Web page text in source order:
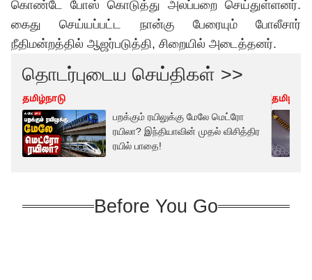
கொண்டே போஸ் கொடுத்து அலப்பறை செய்துள்ளனர்.
கைது செய்யப்பட்ட நான்கு பேரையும் போலீசார்
நீதிமன்றத்தில் ஆஜர்படுத்தி, சிறையில் அடைத்தனர்.
தொடர்புடைய செய்திகள் >>
தமிழ்நாடு
பறக்கும் ரயிலுக்கு மேலே மெட்ரோ
ரயிலா? இந்தியாவின் முதல் விசித்திர
ரயில் பாதை!
Before You Go